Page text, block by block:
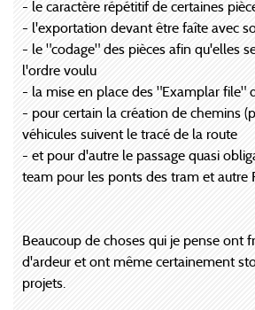
- le caractère répétitif de certaines
- l'exportation devant être faîte avec
- le "codage" des pièces afin qu'elles
l'ordre voulu
- la mise en place des "Examplar file"
- pour certain la création de chemins
véhicules suivent le tracé de la route
- et pour d'autre le passage quasi
team pour les ponts des tram et autre
Beaucoup de choses qui je pense ont
d'ardeur et ont même certainement
projets.